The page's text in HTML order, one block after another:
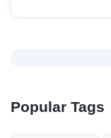
Popular Tags